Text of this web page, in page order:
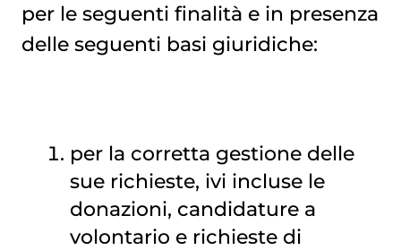
per le seguenti finalità e in presenza
delle seguenti basi giuridiche:
per la corretta gestione delle
sue richieste, ivi incluse le
donazioni, candidature a
volontario e richieste di